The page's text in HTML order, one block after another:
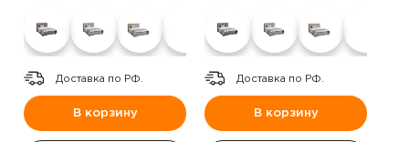
Доставка по РФ.
В корзину
Доставка по РФ.
В корзину